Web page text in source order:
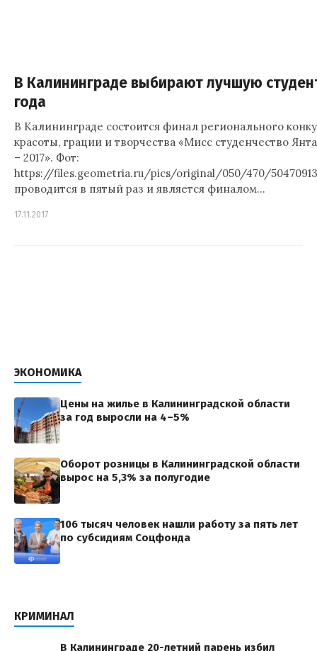
В Калининграде выбирают лучшую
года
В Калининграде состоится финал регионального
красоты, грации и творчества «Мисс студенчество
– 2017». Фот:
https://files.geometria.ru/pics/original/050/470/
проводится в пятый раз и является финалом…
17.11.2017
ЭКОНОМИКА
Цены на жилье в Калининградской области
за год выросли на 4–5%
Оборот розницы в Калининградской области
вырос на 5,3% за полугодие
106 тысяч человек нашли работу за пять лет
по субсидиям Соцфонда
КРИМИНАЛ
В Калининграде 20-летний парень избил